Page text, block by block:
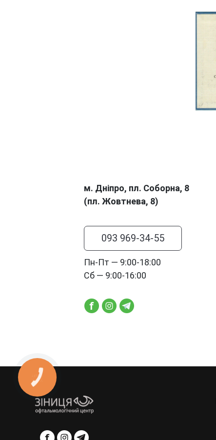
м. Дніпро, пл. Соборна, 8
(пл. Жовтнева, 8)
093 969-34-55
Пн-Пт — 9:00-18:00
Сб — 9:00-16:00
КНОПКА
ЗВ'ЯЗКУ